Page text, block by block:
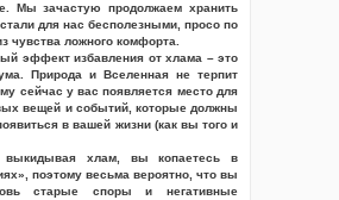
Мы зачастую продолжаем хранить
для нас бесполезными, просо по
чувства ложного комфорта.
эффект избавления от хлама – это
Природа и Вселенная не терпит
сейчас у вас появляется место для
вещей и событий, которые должны
в вашей жизни (как вы того и
выкидывая хлам, вы копаетесь в
поэтому весьма вероятно, что вы
старые споры и негативные